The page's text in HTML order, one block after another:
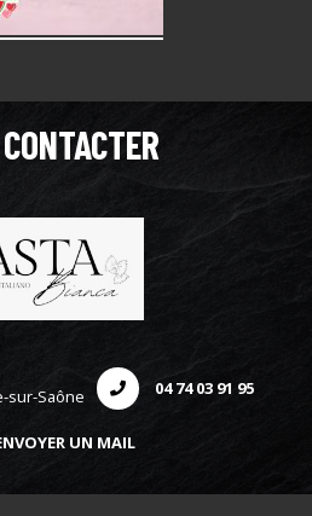
sur-Saône
04 74 03 91 95
UN MAIL